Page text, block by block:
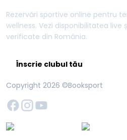
Rezervări sportive online pentru
wellness. Vezi disponibilitatea live
verificate din România.
Înscrie clubul tău
Copyright 2026 ©Booksport